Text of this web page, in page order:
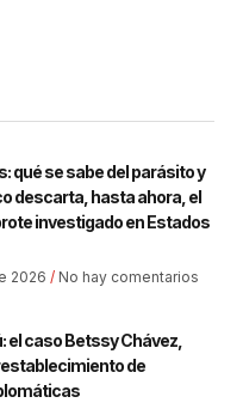
qué se sabe del parásito y
descarta, hasta ahora, el
investigado en Estados
2026 No hay comentarios
el caso Betssy Chávez,
de